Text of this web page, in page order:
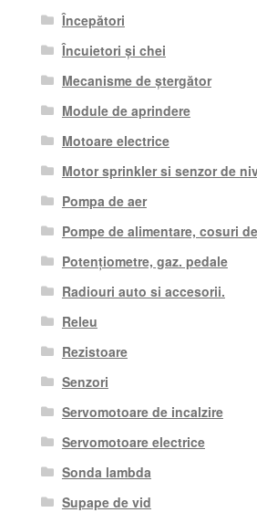
Începători
Încuietori și chei
Mecanisme de ștergător
Module de aprindere
Motoare electrice
Motor sprinkler si senzor de
Pompa de aer
Pompe de alimentare, cosuri
Potențiometre, gaz. pedale
Radiouri auto si accesorii.
Releu
Rezistoare
Senzori
Servomotoare de incalzire
Servomotoare electrice
Sonda lambda
Supape de vid